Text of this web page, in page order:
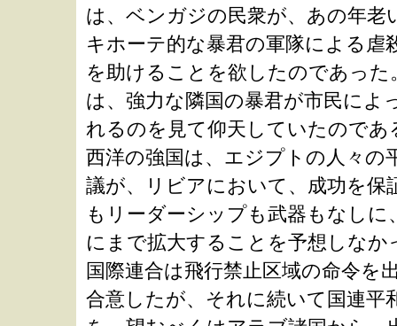
|
ナ
ビ
ゲ
ー
シ
は、ベンガジの民衆が、あの年老
キホーテ的な暴君の軍隊による虐
を助けることを欲したのであった
は、強力な隣国の暴君が市民によ
れるのを見て仰天していたのであ
西洋の強国は、エジプトの人々の
議が、リビアにおいて、成功を保
もリーダーシップも武器もなしに
にまで拡大することを予想しなか
国際連合は飛行禁止区域の命令を
合意したが、それに続いて国連平